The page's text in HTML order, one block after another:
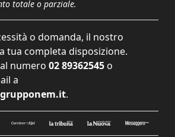
totale o parziale.
o domanda, il nostro
tua completa disposizione.
numero 02 89362545 o
a
.